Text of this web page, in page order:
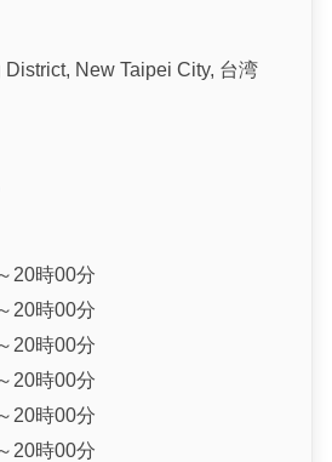
New Taipei City, 台湾
20時00分
20時00分
20時00分
20時00分
20時00分
20時00分